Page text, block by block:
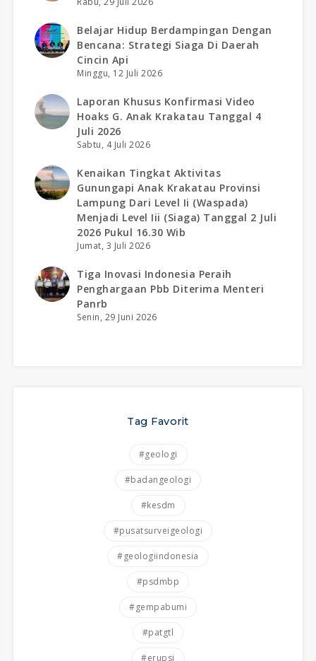
Belajar Hidup Berdampingan Dengan
Bencana: Strategi Siaga Di Daerah
Cincin Api
Minggu, 12 Juli 2026
Laporan Khusus Konfirmasi Video
Hoaks G. Anak Krakatau Tanggal 4
Juli 2026
Sabtu, 4 Juli 2026
Kenaikan Tingkat Aktivitas
Gunungapi Anak Krakatau Provinsi
Lampung Dari Level Ii (waspada)
Menjadi Level Iii (siaga) Tanggal 2 Juli
2026 Pukul 16.30 Wib
Jumat, 3 Juli 2026
Tiga Inovasi Indonesia Peraih
Penghargaan Pbb Diterima Menteri
Panrb
Senin, 29 Juni 2026
Tag Favorit
#geologi
#badangeologi
#kesdm
#pusatsurveigeologi
#geologiindonesia
#psdmbp
#gempabumi
#patgtl
#erupsi